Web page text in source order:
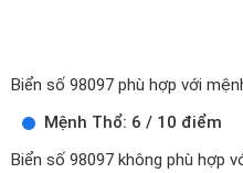
Biển số 98097 phù hợp với
Mệnh Thổ: 6 / 10 điểm
Biển số 98097 không phù hợp